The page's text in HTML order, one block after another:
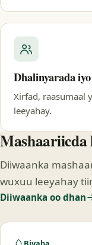
Dhalinyarada
Xirfad, raasumaal
leeyahay.
Mashaariicda
Diiwaanka
wuxuu leeyahay
Diiwaanka oo dhan